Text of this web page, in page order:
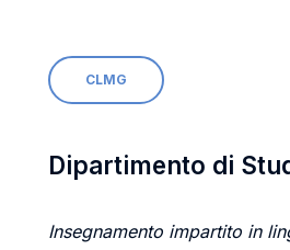
CLMG
Dipartimento di
Insegnamento impartito in